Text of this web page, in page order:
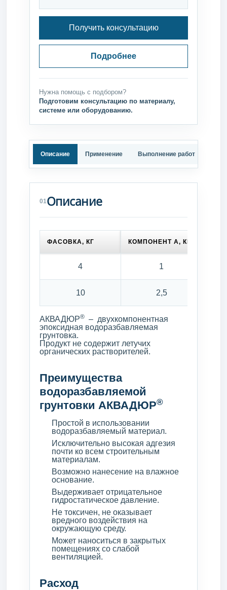
Получить консультацию
Подробнее
Нужна помощь с подбором?
Подготовим консультацию по материалу,
системе или оборудованию.
Описание Применение Выполнение работ
01Описание
ФАСОВКА, КГ КОМПОНЕНТ A, КГ
4 1
10 2,5
АКВАДЮР® – двухкомпонентная
эпоксидная водоразбавляемая
грунтовка.
Продукт не содержит летучих
органических растворителей.
Преимущества
водоразбавляемой
грунтовки АКВАДЮР®
Простой в использовании
водоразбавляемый материал.
Исключительно высокая адгезия
почти ко всем строительным
материалам.
Возможно нанесение на влажное
основание.
Выдерживает отрицательное
гидростатическое давление.
Не токсичен, не оказывает
вредного воздействия на
окружающую среду.
Может наноситься в закрытых
помещениях со слабой
вентиляцией.
Расход